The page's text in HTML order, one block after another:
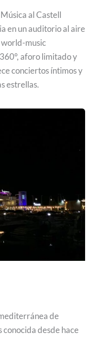
al Castell
en un auditorio al aire
music
aforo limitado y
conciertos íntimos y
estrellas.
de
conocida desde hace